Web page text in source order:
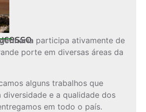
participa ativamente de
porte em diversas áreas da
alguns trabalhos que
diversidade e a qualidade dos
em todo o país.